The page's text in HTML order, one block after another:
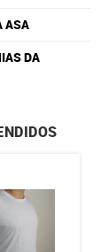
ASA
DA